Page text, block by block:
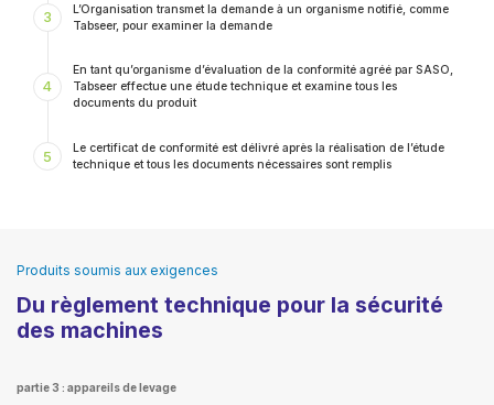
3
L’Organisation transmet la demande à un organisme notifié, comme
Tabseer, pour examiner la demande
4
En tant qu’organisme d’évaluation de la conformité agréé par SASO,
Tabseer effectue une étude technique et examine tous les
documents du produit
5
Le certificat de conformité est délivré après la réalisation de l’étude
technique et tous les documents nécessaires sont remplis
Produits soumis aux exigences
Du règlement technique pour la sécurité
des machines
partie 3 : appareils de levage